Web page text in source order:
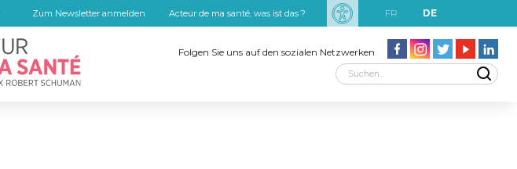
Zum Newsletter anmelden Acteur de ma santé, was ist das ? FR DE
de ma santé, by HôpitauxRobert SchumanFolgen Sie uns auf den sozialen Netzwerken